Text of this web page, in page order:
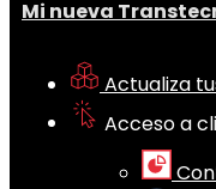
Mi nueva
Actualiza
Acceso a